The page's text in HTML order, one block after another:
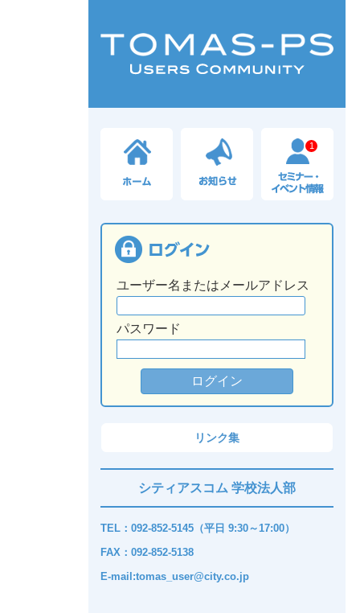
1
ユーザー名またはメールアドレス
パスワード
リンク集
シティアスコム 学校法人部
TEL：092-852-5145（平日 9:30～17:00）
FAX：092-852-5138
E-mail:tomas_user@city.co.jp